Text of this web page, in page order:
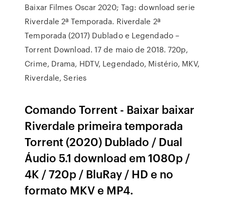
Baixar Filmes Oscar 2020; Tag: download serie
Riverdale 2ª Temporada. Riverdale 2ª
Temporada (2017) Dublado e Legendado –
Torrent Download. 17 de maio de 2018. 720p,
Crime, Drama, HDTV, Legendado, Mistério, MKV,
Riverdale, Series
Comando Torrent - Baixar baixar
Riverdale primeira temporada
Torrent (2020) Dublado / Dual
Áudio 5.1 download em 1080p /
4K / 720p / BluRay / HD e no
formato MKV e MP4.